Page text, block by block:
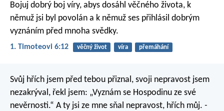
Bojuj dobrý boj víry, abys dosáhl věčného života, k
němuž jsi byl povolán a k němuž ses přihlásil dobrým
vyznáním před mnoha svědky.
1. Timoteovi 6:12 věčný život víra přemáhání
Svůj hřích jsem před tebou přiznal, svoji nepravost jsem
nezakrýval, řekl jsem: „Vyznám se Hospodinu ze své
nevěrnosti.“ A ty jsi ze mne sňal nepravost, hřích můj. -